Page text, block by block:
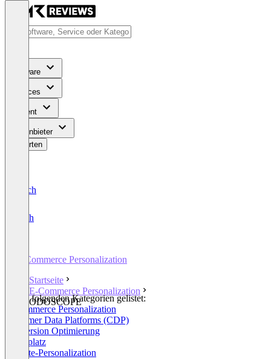
Software
Services
Content
Für Anbieter
Bewerten
Deutsch
English
E-Commerce Personalization
Startseite
E-Commerce Personalization
ODOSCOPE
In den folgenden Kategorien gelistet:
E-Commerce Personalization
Customer Data Platforms (CDP)
Conversion Optimierung
Marktplatz
Website-Personalization